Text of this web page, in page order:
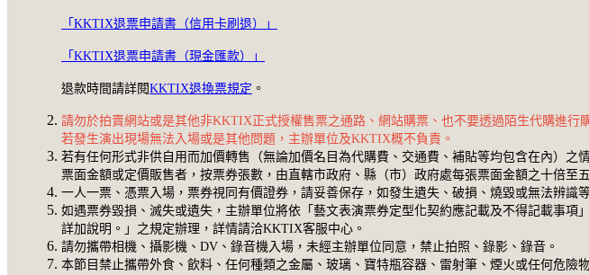
「KKTIX退票申請書（信用卡刷退）」
「KKTIX退票申請書（現金匯款）」
退款時間請詳閱KKTIX退換票規定 。
請勿於拍賣網站或是其他非KKTIX正式授權售票之通路、網站購票、也不要透過陌生代購進
若發生演出現場無法入場或是其他問題，主辦單位及KKTIX概不負責。
若有任何形式非供自用而加價轉售（無論加價名目為代購費、交通費、補貼等均包含在內）
票面金額或定價販售者，按票券張數，由直轄市政府、縣（市）政府處每張票面金額之十倍至
一人一票、憑票入場，票券視同有價證券，請妥善保存，如發生遺失、破損、燒毀或無法辨識
如遇票券毀損、滅失或遺失，主辦單位將依「藝文表演票券定型化契約應記載及不得記載事
詳加說明。」之規定辦理，詳情請洽KKTIX客服中心。
請勿攜帶相機、攝影機、DV、錄音機入場，未經主辦單位同意，禁止拍照、錄影、錄音。
本節目禁止攜帶外食、飲料、任何種類之金屬、玻璃、寶特瓶容器、雷射筆、煙火或任何危險物